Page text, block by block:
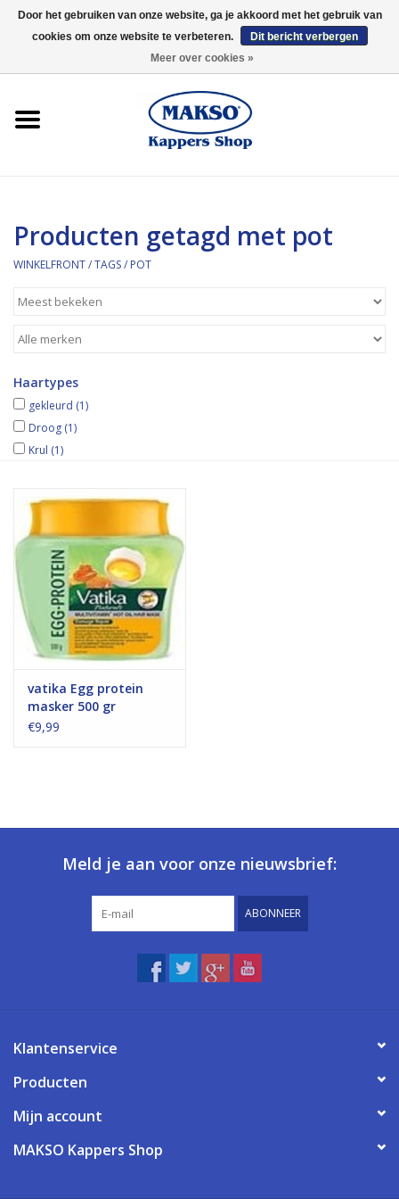
0 Artikelen - €0,00
Kaaral
Merken
Merken
Producten getagd met pot
WINKELFRONT/TAGS/ POT
Haartypes
gekleurd (1)
Droog (1)
Krul (1)
vatika Egg protein
masker 500 gr
€9,99
Meld je aan voor onze nieuwsbrief:
ABONNEER
Klantenservice
Producten
Mijn account
MAKSO Kappers Shop
Door het gebruiken van onze website, ga je akkoord met het gebruik van
cookies om onze website te verbeteren.
Dit bericht verbergen
Meer over cookies »